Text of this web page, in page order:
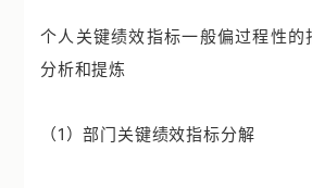
个人关键绩效指标一般偏过程性的
分析和提炼
（1）部门关键绩效指标分解